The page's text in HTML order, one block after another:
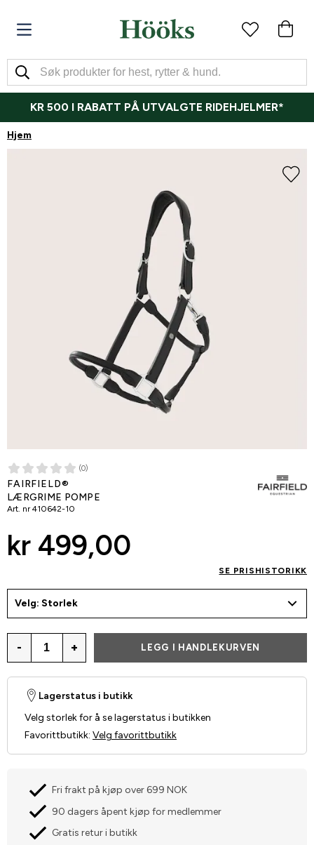
KR 500 I RABATT PÅ UTVALGTE RIDEHJELMER*
Hjem
(0)
FAIRFIELD®
LÆRGRIME POMPE
Art. nr 410642-10
kr 499,00
SE PRISHISTORIKK
Velg: Storlek
- + LEGG I HANDLEKURVEN
Lagerstatus i butikk
Velg storlek for å se lagerstatus i butikken
Favorittbutikk: Velg favorittbutikk
Fri frakt på kjøp over 699 NOK
90 dagers åpent kjøp for medlemmer
Gratis retur i butikk